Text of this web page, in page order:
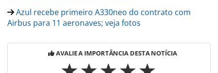
Azul recebe primeiro A330neo do contrato com
Airbus para 11 aeronaves; veja fotos
AVALIE A IMPORTÂNCIA DESTA NOTÍCIA